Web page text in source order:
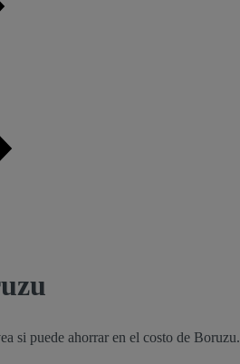
si puede ahorrar en el costo de Boruzu.